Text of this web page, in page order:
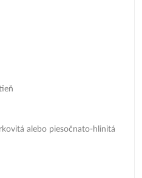
alebo piesočnato-hlinitá